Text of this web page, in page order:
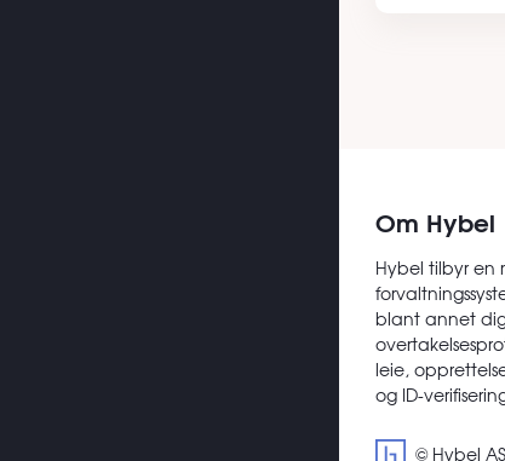
Om Hybel
Hybel tilbyr en
blant annet
leie,
og ID-
© Hybel